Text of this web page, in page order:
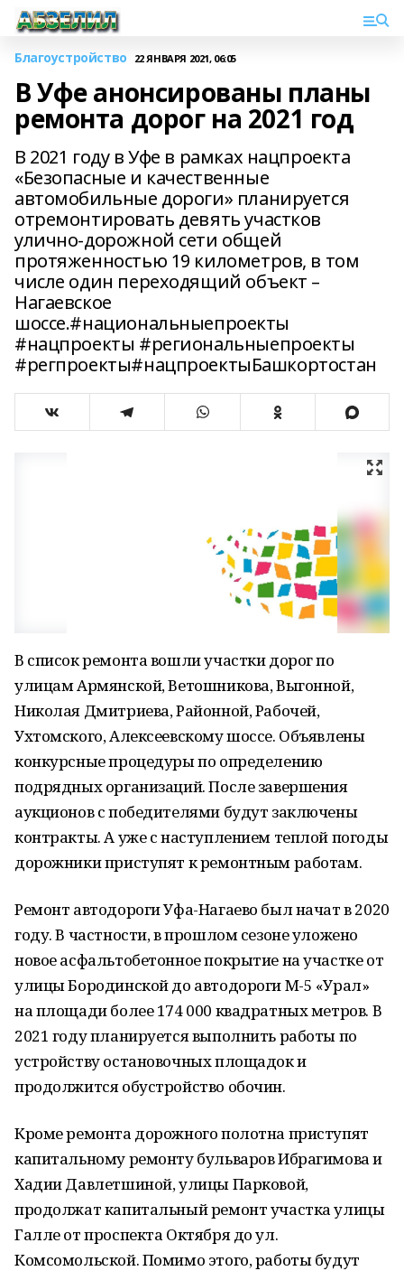
Благоустройство 22 ЯНВАРЯ 2021, 06:05
В Уфе анонсированы планы
ремонта дорог на 2021 год
В 2021 году в Уфе в рамках нацпроекта
«Безопасные и качественные
автомобильные дороги» планируется
отремонтировать девять участков
улично-дорожной сети общей
протяженностью 19 километров, в том
числе один переходящий объект –
Нагаевское
шоссе.#национальныепроекты
#нацпроекты #региональныепроекты
#регпроекты#нацпроектыБашкортостан
В список ремонта вошли участки дорог по
улицам Армянской, Ветошникова, Выгонной,
Николая Дмитриева, Районной, Рабочей,
Ухтомского, Алексеевскому шоссе. Объявлены
конкурсные процедуры по определению
подрядных организаций. После завершения
аукционов с победителями будут заключены
контракты. А уже с наступлением теплой погоды
дорожники приступят к ремонтным работам.
Ремонт автодороги Уфа-Нагаево был начат в 2020
году. В частности, в прошлом сезоне уложено
новое асфальтобетонное покрытие на участке от
улицы Бородинской до автодороги М-5 «Урал»
на площади более 174 000 квадратных метров. В
2021 году планируется выполнить работы по
устройству остановочных площадок и
продолжится обустройство обочин.
Кроме ремонта дорожного полотна приступят
капитальному ремонту бульваров Ибрагимова и
Хадии Давлетшиной, улицы Парковой,
продолжат капитальный ремонт участка улицы
Галле от проспекта Октября до ул.
Комсомольской. Помимо этого, работы будут